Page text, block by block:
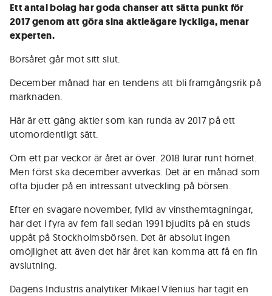
Ett antal bolag har goda chanser att sätta punkt för
2017 genom att göra sina aktieägare lyckliga, menar
experten.
Börsåret går mot sitt slut.
December månad har en tendens att bli framgångsrik på
marknaden.
Här är ett gäng aktier som kan runda av 2017 på ett
utomordentligt sätt.
Om ett par veckor är året är över. 2018 lurar runt hörnet.
Men först ska december avverkas. Det är en månad som
ofta bjuder på en intressant utveckling på börsen.
Efter en svagare november, fylld av vinsthemtagningar,
har det i fyra av fem fall sedan 1991 bjudits på en studs
uppåt på Stockholmsbörsen. Det är absolut ingen
omöjlighet att även det här året kan komma att få en fin
avslutning.
Dagens Industris analytiker Mikael Vilenius har tagit en